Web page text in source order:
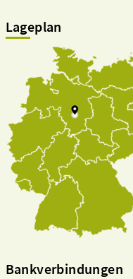
Lageplan
Bankverbindungen